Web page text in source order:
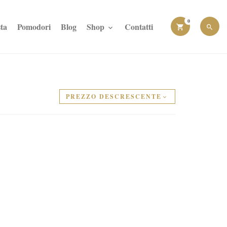
0
Pomodori Blog Shop Contatti
PREZZO DESCRESCENTE